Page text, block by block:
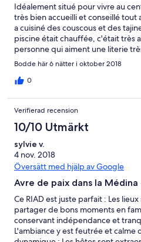
Idéalement situé pour vivre au
très bien accueilli et conseillé tout
a cuisiné des couscous et des
piscine était chauffée, c'était très
personne qui aiment une literie
Petit probleme technique, le débit
rencontre et bon séjour. A Revisiter
Bodde här 6 nätter i oktober 2018
0
Verifierad recension
10/10 Utmärkt
sylvie v.
4 nov. 2018
Översätt med hjälp av Google
Avre de paix dans la
Ce RIAD est juste parfait : Les
partager de bons moments en
conservant indépendance et
L'ambiance y est feutrée et calme